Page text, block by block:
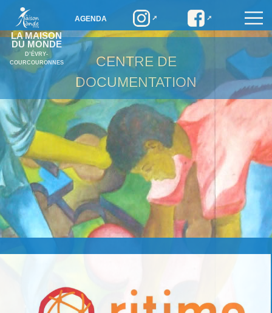
LA MAISON
DU MONDE
D’ÉVRY-
COURCOURONNES
AGENDA
CENTRE DE
DOCUMENTATION